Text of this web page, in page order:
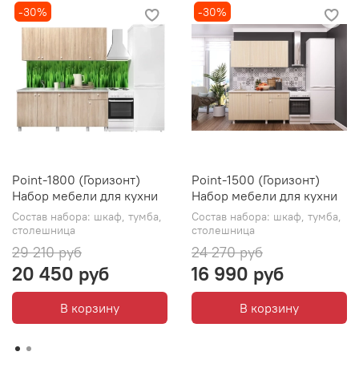
-30%
Point-1800 (Горизонт)
Набор мебели для кухни
Состав набора: шкаф, тумба,
столешница
29 210 руб
20 450 руб
В корзину
-30%
Point-1500 (Горизонт)
Набор мебели для кухни
Состав набора: шкаф, тумба,
столешница
24 270 руб
16 990 руб
В корзину